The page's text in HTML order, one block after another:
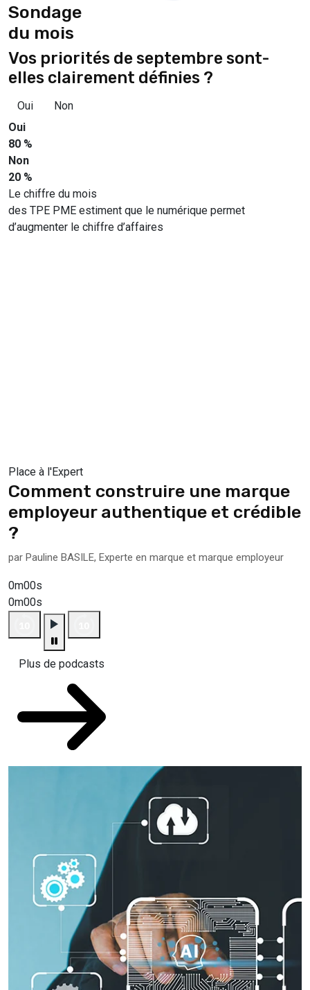
Sondage
du mois
Vos priorités de septembre sont-
elles clairement définies ?
Oui
Non
Oui
80 %
Non
20 %
Le chiffre du mois
des TPE PME estiment que le numérique permet
d’augmenter le chiffre d’affaires
Place à l'Expert
Comment construire une marque
employeur authentique et crédible
?
par Pauline BASILE, Experte en marque et marque employeur
0m00s
0m00s
Plus de podcasts